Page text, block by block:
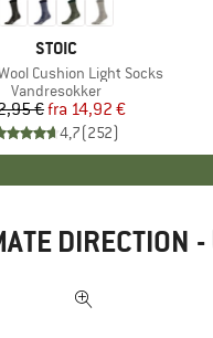
MÆRKE
STOIC
Cushion Light Socks
Produktgruppe
Vandresokker
Pris
€ Nedsat pris
fra 14,92 €
4,7(252)
DIRECTION -